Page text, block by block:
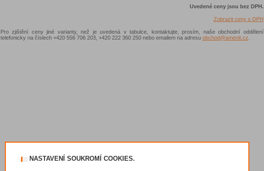
Uvedené ceny jsou bez DPH.
Zobrazit ceny s DPH
Pro zjištění ceny jiné varianty, než je uvedená v tabulce, kontaktujte, prosím, naše obchodní oddělení
telefonicky na číslech +420 556 706 203, +420 222 360 250 nebo emailem na adresu obchod@amenit.cz
NASTAVENÍ SOUKROMÍ COOKIES.